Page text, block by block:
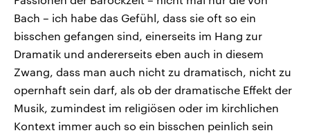
Bach – ich habe das Gefühl, dass sie oft so ein
bisschen gefangen sind, einerseits im Hang zur
Dramatik und andererseits eben auch in diesem
Zwang, dass man auch nicht zu dramatisch, nicht zu
opernhaft sein darf, als ob der dramatische Effekt der
Musik, zumindest im religiösen oder im kirchlichen
Kontext immer auch so ein bisschen peinlich sein